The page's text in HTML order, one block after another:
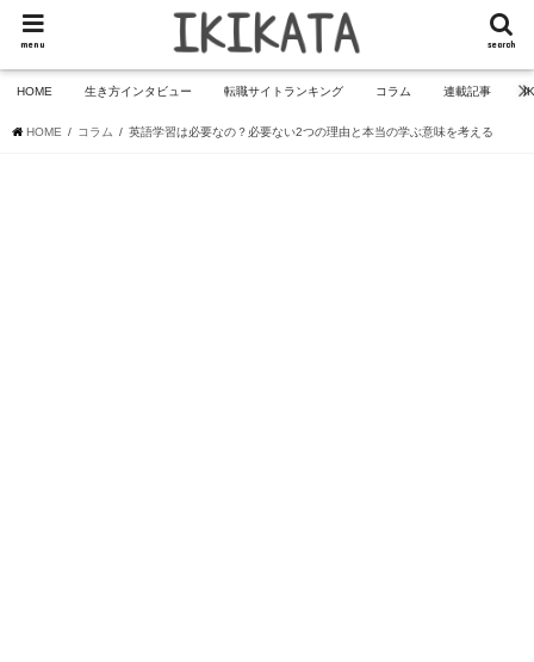
search
menu
HOME 生き方インタビュー 転職サイトランキング コラム 連載記事
HOME コラム 英語学習は必要なの？必要ない2つの理由と本当の学ぶ意味を考える